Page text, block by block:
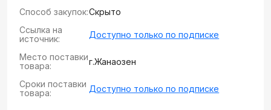
Способ закупок:Скрыто
Ссылка на
источник:
Доступно только по подписке
Место поставки
товара:
г.Жанаозен
Сроки поставки
товара:
Доступно только по подписке